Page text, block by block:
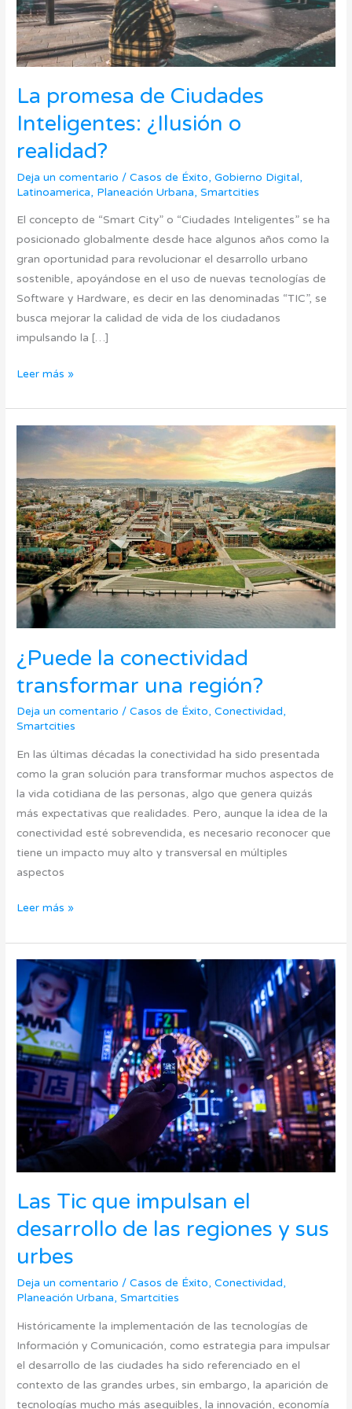
La promesa de Ciudades
Inteligentes: ¿Ilusión o
realidad?
Deja un comentario /Casos de Éxito,Gobierno Digital,
Latinoamerica, Planeación Urbana,Smartcities
El concepto de “Smart City” o “Ciudades Inteligentes” se ha
posicionado globalmente desde hace algunos años como la
gran oportunidad para revolucionar el desarrollo urbano
sostenible, apoyándose en el uso de nuevas tecnologías de
Software y Hardware, es decir en las denominadas “TIC”, se
busca mejorar la calidad de vida de los ciudadanos
impulsando la […]
realidad?
Leer más »
¿Puede la conectividad
transformar una región?
Deja un comentario /Casos de Éxito,Conectividad,
Smartcities
En las últimas décadas la conectividad ha sido presentada
como la gran solución para transformar muchos aspectos de
la vida cotidiana de las personas, algo que genera quizás
más expectativas que realidades. Pero, aunque la idea de la
conectividad esté sobrevendida, es necesario reconocer que
tiene un impacto muy alto y transversal en múltiples
aspectos
¿Puede
conectividad
transformar
una
región?
Leer más »
Las Tic que impulsan el
desarrollo de las regiones y sus
urbes
Deja un comentario /Casos de Éxito,Conectividad,
Planeación Urbana,Smartcities
Históricamente la implementación de las tecnologías de
Información y Comunicación, como estrategia para impulsar
el desarrollo de las ciudades ha sido referenciado en el
contexto de las grandes urbes, sin embargo, la aparición de
tecnologías mucho más asequibles, la innovación, economía
Las
Tic
que
impulsan
el
desarrollo
de
las
regiones
y
sus